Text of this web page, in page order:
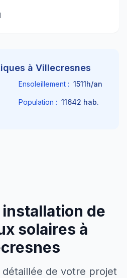
à Villecresnes
Ensoleillement : 1511h/an
Population : 11642 hab.
de
solaires à
de votre projet